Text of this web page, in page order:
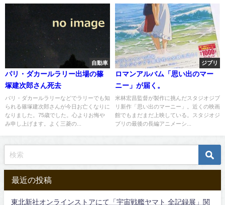
自動車
パリ・ダカールラリー出場の篠
塚建次郎さん死去
パリ・ダカールラリーなどでラリーでも知
られる篠塚建次郎さんが今日お亡くなりに
なりました。75歳でした。心よりお悔や
み申し上げます。よく三菱の...
ジブリ
ロマンアルバム「思い出のマー
ニー」が届く。
米林宏昌監督が製作に挑んだスタジオジブ
リ新作「思い出のマーニー」。近くの映画
館でもまだまだ上映している。スタジオジ
ブリの最後の長編アニメーシ...
最近の投稿
東北新社オンラインストアにて「宇宙戦艦ヤマト 全記録展」関